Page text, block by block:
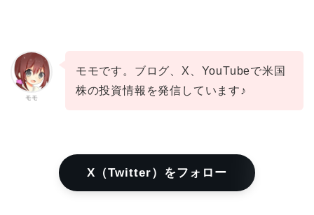
モモ
モモです。ブログ、X、YouTubeで米国
株の投資情報を発信しています♪
X（Twitter）をフォロー